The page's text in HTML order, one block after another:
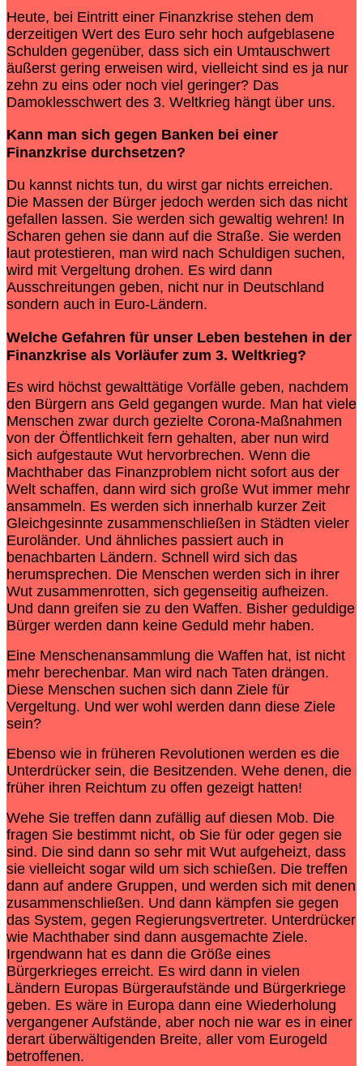
Heute, bei Eintritt einer Finanzkrise stehen dem
derzeitigen Wert des Euro sehr hoch aufgeblasene
Schulden gegenüber, dass sich ein Umtauschwert
äußerst gering erweisen wird, vielleicht sind es ja nur
zehn zu eins oder noch viel geringer? Das
Damoklesschwert des 3. Weltkrieg hängt über uns.
Kann man sich gegen Banken bei einer
Finanzkrise durchsetzen?
Du kannst nichts tun, du wirst gar nichts erreichen.
Die Massen der Bürger jedoch werden sich das nicht
gefallen lassen. Sie werden sich gewaltig wehren! In
Scharen gehen sie dann auf die Straße. Sie werden
laut protestieren, man wird nach Schuldigen suchen,
wird mit Vergeltung drohen. Es wird dann
Ausschreitungen geben, nicht nur in Deutschland
sondern auch in Euro-Ländern.
Welche Gefahren für unser Leben bestehen in der
Finanzkrise als Vorläufer zum 3. Weltkrieg?
Es wird höchst gewalttätige Vorfälle geben, nachdem
den Bürgern ans Geld gegangen wurde. Man hat viele
Menschen zwar durch gezielte Corona-Maßnahmen
von der Öffentlichkeit fern gehalten, aber nun wird
sich aufgestaute Wut hervorbrechen. Wenn die
Machthaber das Finanzproblem nicht sofort aus der
Welt schaffen, dann wird sich große Wut immer mehr
ansammeln. Es werden sich innerhalb kurzer Zeit
Gleichgesinnte zusammenschließen in Städten vieler
Euroländer. Und ähnliches passiert auch in
benachbarten Ländern. Schnell wird sich das
herumsprechen. Die Menschen werden sich in ihrer
Wut zusammenrotten, sich gegenseitig aufheizen.
Und dann greifen sie zu den Waffen. Bisher geduldige
Bürger werden dann keine Geduld mehr haben.
Eine Menschenansammlung die Waffen hat, ist nicht
mehr berechenbar. Man wird nach Taten drängen.
Diese Menschen suchen sich dann Ziele für
Vergeltung. Und wer wohl werden dann diese Ziele
sein?
Ebenso wie in früheren Revolutionen werden es die
Unterdrücker sein, die Besitzenden. Wehe denen, die
früher ihren Reichtum zu offen gezeigt hatten!
Wehe Sie treffen dann zufällig auf diesen Mob. Die
fragen Sie bestimmt nicht, ob Sie für oder gegen sie
sind. Die sind dann so sehr mit Wut aufgeheizt, dass
sie vielleicht sogar wild um sich schießen. Die treffen
dann auf andere Gruppen, und werden sich mit denen
zusammenschließen. Und dann kämpfen sie gegen
das System, gegen Regierungsvertreter. Unterdrücker
wie Machthaber sind dann ausgemachte Ziele.
Irgendwann hat es dann die Größe eines
Bürgerkrieges erreicht. Es wird dann in vielen
Ländern Europas Bürgeraufstände und Bürgerkriege
geben. Es wäre in Europa dann eine Wiederholung
vergangener Aufstände, aber noch nie war es in einer
derart überwältigenden Breite, aller vom Eurogeld
betroffenen.